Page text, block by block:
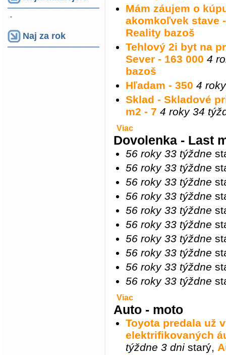
-
Naj za rok
Mám záujem o
akomkoľvek stave
Reality bazoš
Tehlový 2i byt na
Sever - 163 000 4
bazoš
Hľadam - 350 4
Sklad - Skladové
m2 - 7 4 roky 34
Viac
Dovolenka - Last
56 roky 33 týždne
56 roky 33 týždne
56 roky 33 týždne
56 roky 33 týždne
56 roky 33 týždne
56 roky 33 týždne
56 roky 33 týždne
56 roky 33 týždne
56 roky 33 týždne
56 roky 33 týždne
Viac
Auto - moto
Toyota predala už
elektrifikovaných
týždne 3 dni starý,